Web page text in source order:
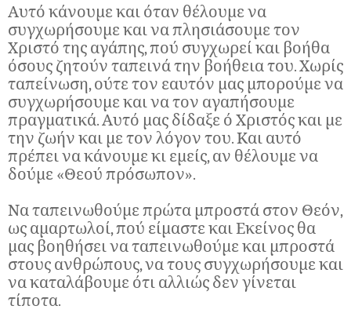
Αυτό κάνουμε και όταν θέλουμε να
συγχωρήσουμε και να πλησιάσουμε τον
Χριστό της αγάπης, πού συγχωρεί και βοήθα
όσους ζητούν ταπεινά την βοήθεια του. Χωρίς
ταπείνωση, ούτε τον εαυτόν μας μπορούμε να
συγχωρήσουμε και να τον αγαπήσουμε
πραγματικά. Αυτό μας δίδαξε ό Χριστός και με
την ζωήν και με τον λόγον του. Και αυτό
πρέπει να κάνουμε κι εμείς, αν θέλουμε να
δούμε «Θεού πρόσωπον».
Να ταπεινωθούμε πρώτα μπροστά στον Θεόν,
ως αμαρτωλοί, πού είμαστε και Εκείνος θα
μας βοηθήσει να ταπεινωθούμε και μπροστά
στους ανθρώπους, να τους συγχωρήσουμε και
να καταλάβουμε ότι αλλιώς δεν γίνεται
τίποτα.